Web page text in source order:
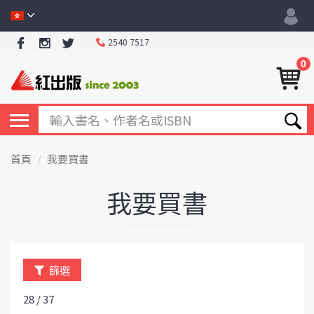
2540 7517
0
首頁 我要買書
我要買書
篩選
28 / 37